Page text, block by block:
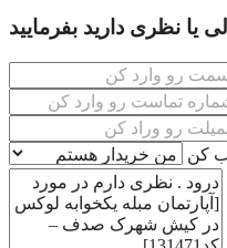
یا نظری دارید بفرمایید
کن